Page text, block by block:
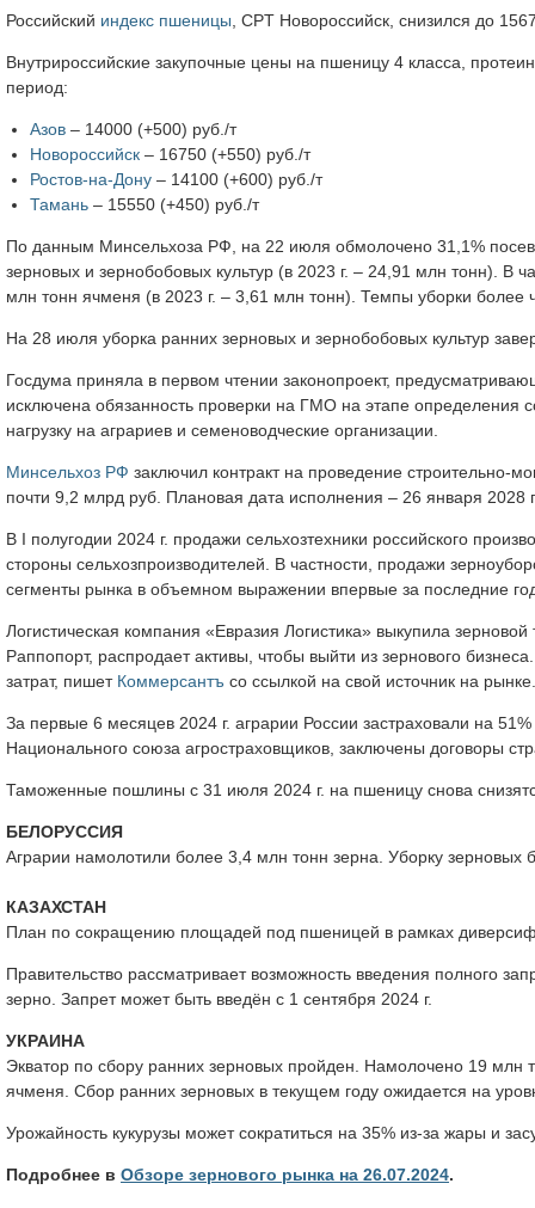
Российский индекс пшеницы , CPT Новороссийск, снизился до
Внутрироссийские закупочные цены на пшеницу 4 класса,
период:
Азов– 14000 (+500) руб./т
Новороссийск– 16750 (+550) руб./т
Ростов-на-Дону– 14100 (+600) руб./т
Тамань– 15550 (+450) руб./т
По данным Минсельхоза РФ, на 22 июля обмолочено 31,1%
зерновых и зернобобовых культур (в 2023 г. – 24,91 млн тонн).
млн тонн ячменя (в 2023 г. – 3,61 млн тонн). Темпы уборки
На 28 июля уборка ранних зерновых и зернобобовых культур
Госдума приняла в первом чтении законопроект,
исключена обязанность проверки на ГМО на этапе определения
нагрузку на аграриев и семеноводческие организации.
Минсельхоз РФ заключил контракт на проведение строительно-
почти 9,2 млрд руб. Плановая дата исполнения – 26 января 2028
В I полугодии 2024 г. продажи сельхозтехники российского
стороны сельхозпроизводителей. В частности, продажи
сегменты рынка в объемном выражении впервые за последние
Логистическая компания «Евразия Логистика» выкупила
Раппопорт, распродает активы, чтобы выйти из зернового
затрат, пишет Коммерсантъ со ссылкой на свой источник на рынке.
За первые 6 месяцев 2024 г. аграрии России застраховали на
Национального союза агростраховщиков, заключены договоры
Таможенные пошлины с 31 июля 2024 г. на пшеницу снова
БЕЛОРУССИЯ
Аграрии намолотили более 3,4 млн тонн зерна. Уборку зерновых
КАЗАХСТАН
План по сокращению площадей под пшеницей в рамках
Правительство рассматривает возможность введения полного
зерно. Запрет может быть введён с 1 сентября 2024 г.
УКРАИНА
Экватор по сбору ранних зерновых пройден. Намолочено 19
ячменя. Сбор ранних зерновых в текущем году ожидается на
Урожайность кукурузы может сократиться на 35% из-за жары и
Подробнее в Обзоре зернового рынка на 26.07.2024.